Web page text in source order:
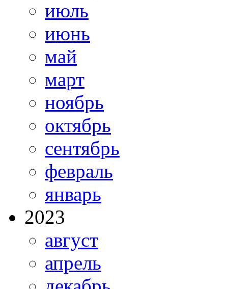
июль
июнь
май
март
ноябрь
октябрь
сентябрь
февраль
январь
2023
август
апрель